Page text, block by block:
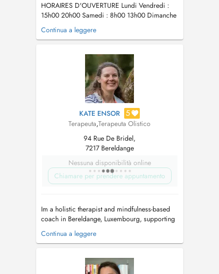
HORAIRES D'OUVERTURE Lundi Vendredi :
15h00 20h00 Samedi : 8h00 13h00 Dimanche
: Fermé Aucun créneau ne vous convient ?
Écrivez-moi àcontact@armonilux.com
votre rythme. ADRESSE DU CABINET 304A,
route de Thionville L-5884 Howald (H...
Continua a leggere
KATE ENSOR 5
Terapeuta,Terapeuta Olistico
94 Rue De Bridel,
7217 Bereldange
Nessuna disponibilità online
Chiamare per prendere appuntamento
Im a holistic therapist and mindfulness-based
coach in Bereldange, Luxembourg, supporting
adults and young people (12+) experiencing
stress, anxiety, or emotional overwhelm, or
parenthood, midlife change, menopause, or
career shifts. I work with clie...
Continua a leggere